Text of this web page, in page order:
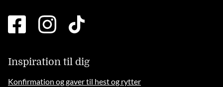
facebook
square
instagramtiktok
Inspiration til dig
Konfirmation og gaver til hest og rytter